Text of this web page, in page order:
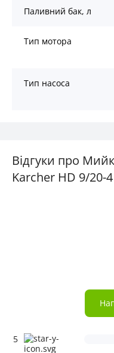
Паливний бак, л
Тип мотора
Тип насоса
Відгуки про
Karcher HD 9/20-
5